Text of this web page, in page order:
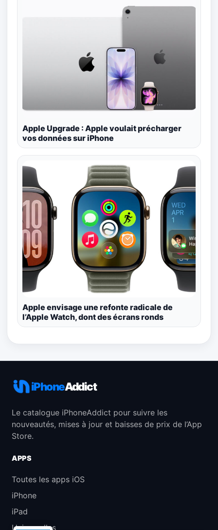
Apple Upgrade : Apple voulait précharger
vos données sur iPhone
Apple envisage une refonte radicale de
l’Apple Watch, dont des écrans ronds
iPhoneAddict
Le catalogue iPhoneAddict pour suivre les
nouveautés, mises à jour et baisses de prix de l’App
Store.
APPS
Toutes les apps iOS
iPhone
iPad
Universelles